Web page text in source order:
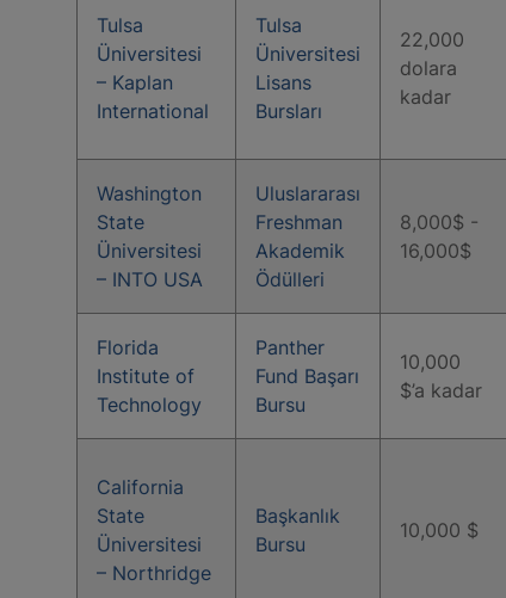
Tulsa
Üniversitesi
– Kaplan
International
Tulsa
Üniversitesi
Lisans
Bursları
22,000
dolara
kadar
Washington
State
Üniversitesi
– INTO USA
Uluslararası
Freshman
Akademik
Ödülleri
8,000$ -
16,000$
Florida
Institute of
Technology
Panther
Fund Başarı
Bursu
10,000
$’a kadar
California
State
Üniversitesi
– Northridge
Başkanlık
Bursu
10,000 $